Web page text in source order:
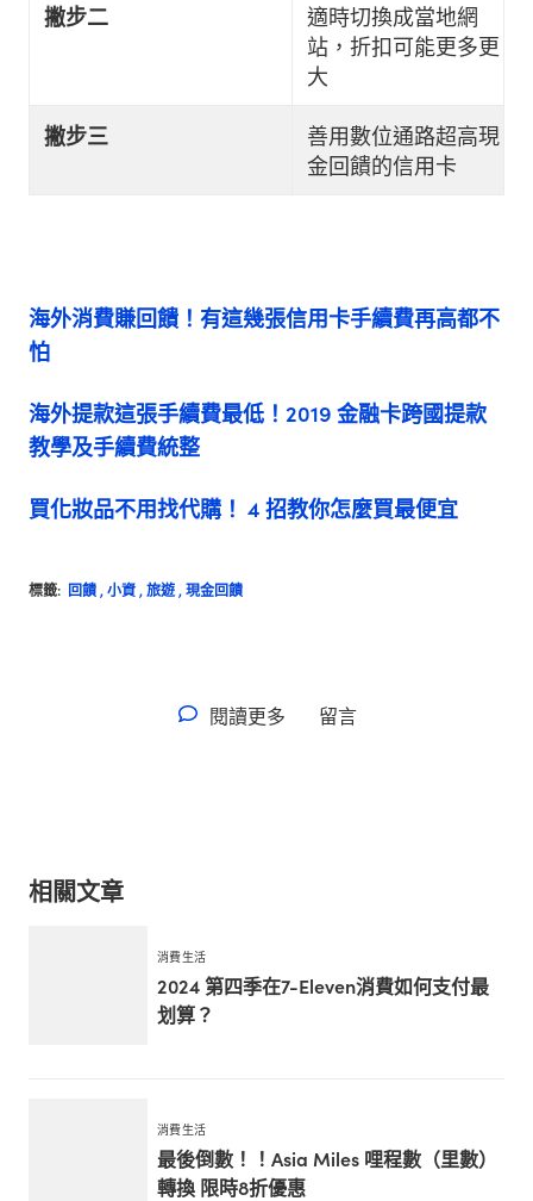
撇步二
適時切換成當地網
站，折扣可能更多更
大
撇步三
善用數位通路超高現
金回饋的信用卡
海外消費賺回饋！有這幾張信用卡手續費再高都不
怕
海外提款這張手續費最低！2019 金融卡跨國提款
教學及手續費統整
買化妝品不用找代購！ 4 招教你怎麼買最便宜
標籤: 回饋 ,小資 ,旅遊 ,現金回饋
閱讀更多 留言
相關文章
消費生活
2024 第四季在7-Eleven消費如何支付最
划算？
消費生活
最後倒數！！Asia Miles 哩程數（里數）
轉換 限時8折優惠